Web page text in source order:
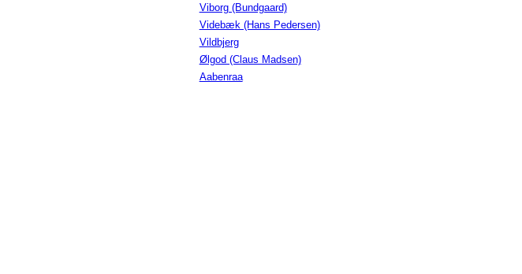
Viborg (Bundgaard)
Videbæk (Hans Pedersen)
Vildbjerg
Ølgod (Claus Madsen)
Aabenraa